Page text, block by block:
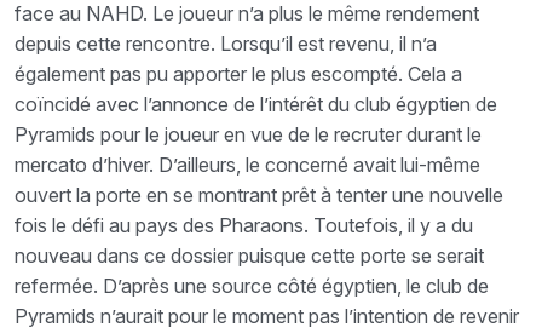
face au NAHD. Le joueur n’a plus le même rendement
depuis cette rencontre. Lorsqu’il est revenu, il n’a
également pas pu apporter le plus escompté. Cela a
coïncidé avec l’annonce de l’intérêt du club égyptien de
Pyramids pour le joueur en vue de le recruter durant le
mercato d’hiver. D’ailleurs, le concerné avait lui-même
ouvert la porte en se montrant prêt à tenter une nouvelle
fois le défi au pays des Pharaons. Toutefois, il y a du
nouveau dans ce dossier puisque cette porte se serait
refermée. D’après une source côté égyptien, le club de
Pyramids n’aurait pour le moment pas l’intention de revenir